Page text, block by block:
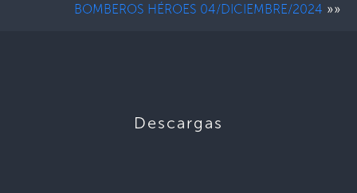
BOMBEROS HÉROES 04/DICIEMBRE/2024 »»
Descargas